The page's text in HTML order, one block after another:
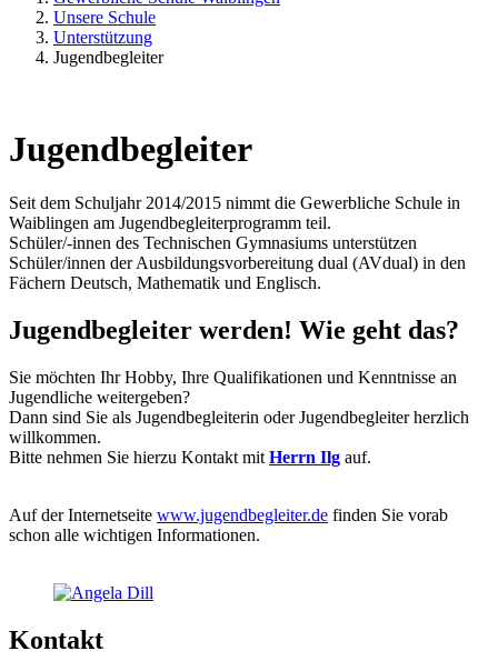
Unsere Schule
Unterstützung
Jugendbegleiter
Jugendbegleiter
Seit dem Schuljahr 2014/2015 nimmt die Gewerbliche Schule in
Waiblingen am Jugendbegleiterprogramm teil.
Schüler/-innen des Technischen Gymnasiums unterstützen
Schüler/innen der Ausbildungsvorbereitung dual (AVdual) in den
Fächern Deutsch, Mathematik und Englisch.
Jugendbegleiter werden! Wie geht das?
Sie möchten Ihr Hobby, Ihre Qualifikationen und Kenntnisse an
Jugendliche weitergeben?
Dann sind Sie als Jugendbegleiterin oder Jugendbegleiter herzlich
willkommen.
Bitte nehmen Sie hierzu Kontakt mit Herrn Ilg auf.
Auf der Internetseite www.jugendbegleiter.de finden Sie vorab
schon alle wichtigen Informationen.
Kontakt